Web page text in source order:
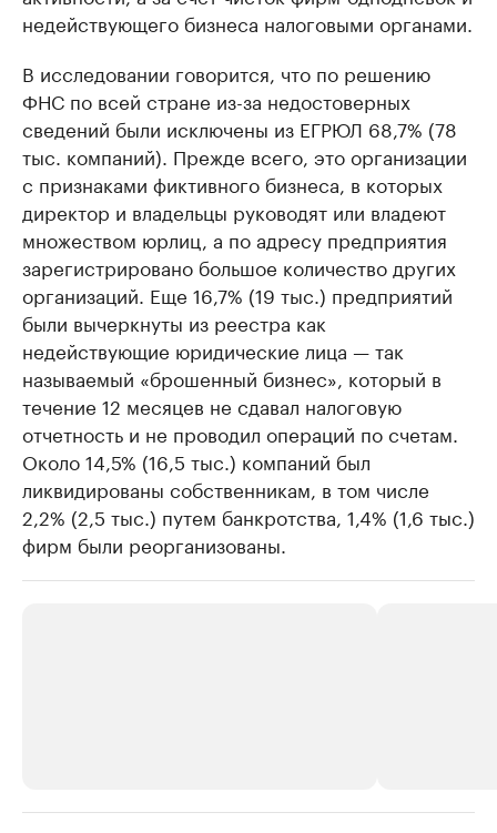
недействующего бизнеса налоговыми органами.
В исследовании говорится, что по решению
ФНС по всей стране из-за недостоверных
сведений были исключены из ЕГРЮЛ 68,7% (78
тыс. компаний). Прежде всего, это организации
с признаками фиктивного бизнеса, в которых
директор и владельцы руководят или владеют
множеством юрлиц, а по адресу предприятия
зарегистрировано большое количество других
организаций. Еще 16,7% (19 тыс.) предприятий
были вычеркнуты из реестра как
недействующие юридические лица — так
называемый «брошенный бизнес», который в
течение 12 месяцев не сдавал налоговую
отчетность и не проводил операций по счетам.
Около 14,5% (16,5 тыс.) компаний был
ликвидированы собственникам, в том числе
2,2% (2,5 тыс.) путем банкротства, 1,4% (1,6 тыс.)
фирм были реорганизованы.